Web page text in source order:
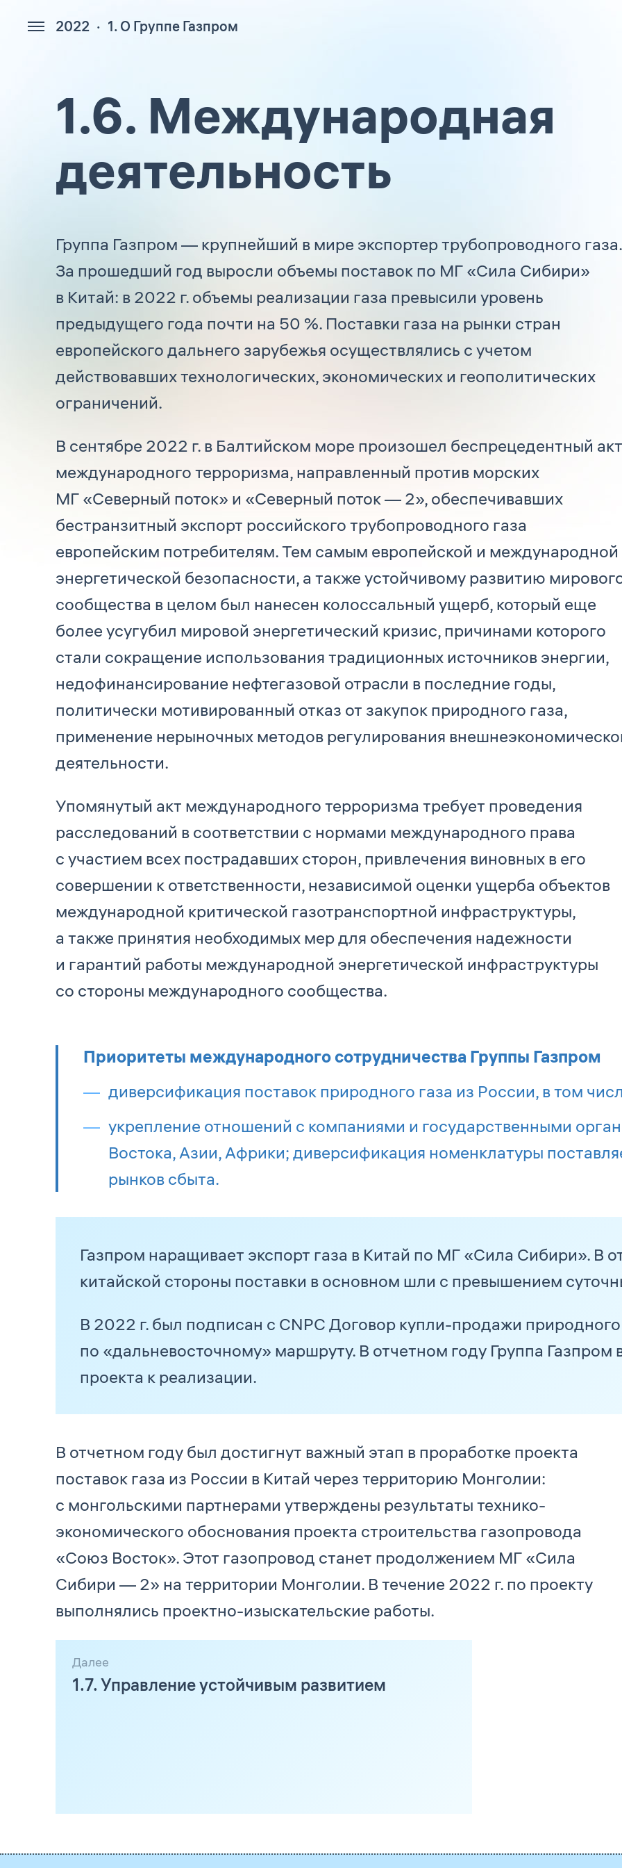
2022 1. О Группе Газпром
331
1.6. Международная
деятельность
Группа Газпром — крупнейший в мире экспортер трубопроводного газа.
За прошедший год выросли объемы поставок по МГ «Сила Сибири»
в Китай: в 2022 г. объемы реализации газа превысили уровень
предыдущего года почти на 50 %. Поставки газа на рынки стран
европейского дальнего зарубежья осуществлялись с учетом
действовавших технологических, экономических и геополитических
ограничений.
В сентябре 2022 г. в Балтийском море произошел беспрецедентный акт
международного терроризма, направленный против морских
МГ «Северный поток» и «Северный поток — 2», обеспечивавших
бестранзитный экспорт российского трубопроводного газа
европейским потребителям. Тем самым европейской и международной
энергетической безопасности, а также устойчивому развитию
сообщества в целом был нанесен колоссальный ущерб, который еще
более усугубил мировой энергетический кризис, причинами которого
стали сокращение использования традиционных источников энергии,
недофинансирование нефтегазовой отрасли в последние годы,
политически мотивированный отказ от закупок природного газа,
применение нерыночных методов регулирования
деятельности.
Упомянутый акт международного терроризма требует проведения
расследований в соответствии с нормами международного права
с участием всех пострадавших сторон, привлечения виновных в его
совершении к ответственности, независимой оценки ущерба объектов
международной критической газотранспортной инфраструктуры,
а также принятия необходимых мер для обеспечения надежности
и гарантий работы международной энергетической инфраструктуры
со стороны международного сообщества.
Приоритеты международного сотрудничества Группы Газпром
диверсификация поставок природного газа из России, в том
укрепление отношений с компаниями и государственными
Востока, Азии, Африки; диверсификация номенклатуры
рынков сбыта.
Газпром наращивает экспорт газа в Китай по МГ «Сила Сибири». В
китайской стороны поставки в основном шли с превышением
В 2022 г. был подписан с CNPC Договор купли-продажи
по «дальневосточному» маршруту. В отчетном году Группа Газпром
проекта к реализации.
В отчетном году был достигнут важный этап в проработке проекта
поставок газа из России в Китай через территорию Монголии:
с монгольскими партнерами утверждены результаты технико-
экономического обоснования проекта строительства газопровода
«Союз Восток». Этот газопровод станет продолжением МГ «Сила
Сибири — 2» на территории Монголии. В течение 2022 г. по проекту
выполнялись проектно-изыскательские работы.
Далее
1.7. Управление устойчивым развитием